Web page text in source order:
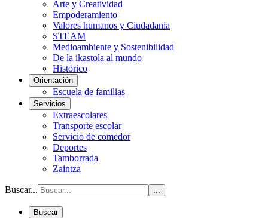
Arte y Creatividad
Empoderamiento
Valores humanos y Ciudadanía
STEAM
Medioambiente y Sostenibilidad
De la ikastola al mundo
Histórico
Orientación
Escuela de familias
Servicios
Extraescolares
Transporte escolar
Servicio de comedor
Deportes
Tamborrada
Zaintza
Buscar... ...
Buscar